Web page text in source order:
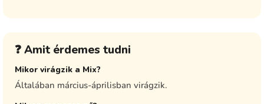
❓ Amit érdemes tudni
Mikor virágzik a Mix?
Általában március-áprilisban virágzik.